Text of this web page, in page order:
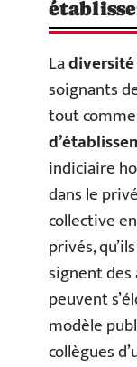
Ladiversité
soignants
tout
indiciaire
dans le
collective
privés,
signent des
peuvent
modèle
collègues